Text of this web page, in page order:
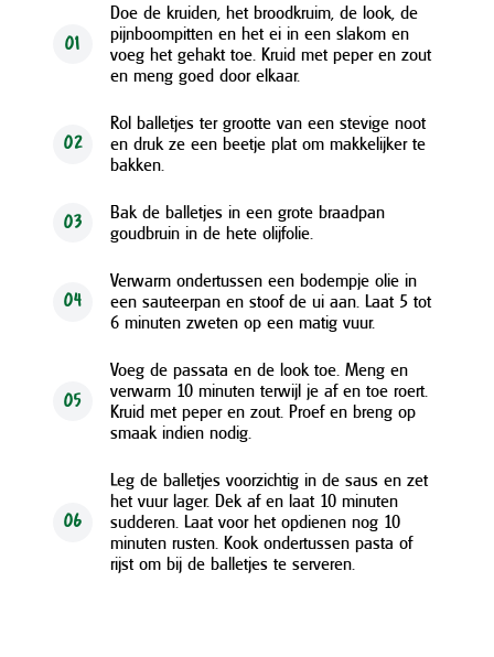
01
Doe de kruiden, het broodkruim, de look, de
pijnboompitten en het ei in een slakom en
voeg het gehakt toe. Kruid met peper en zout
en meng goed door elkaar.
02
Rol balletjes ter grootte van een stevige noot
en druk ze een beetje plat om makkelijker te
bakken.
03
Bak de balletjes in een grote braadpan
goudbruin in de hete olijfolie.
04
Verwarm ondertussen een bodempje olie in
een sauteerpan en stoof de ui aan. Laat 5 tot
6 minuten zweten op een matig vuur.
05
Voeg de passata en de look toe. Meng en
verwarm 10 minuten terwijl je af en toe roert.
Kruid met peper en zout. Proef en breng op
smaak indien nodig.
06
Leg de balletjes voorzichtig in de saus en zet
het vuur lager. Dek af en laat 10 minuten
sudderen. Laat voor het opdienen nog 10
minuten rusten. Kook ondertussen pasta of
rijst om bij de balletjes te serveren.